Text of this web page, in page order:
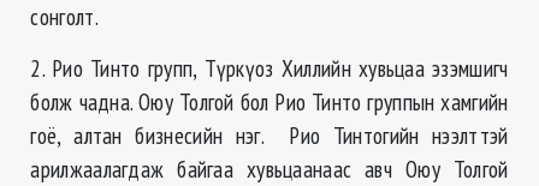
сонголт.
2. Рио Тинто групп, Түркүоз Хиллийн хувьцаа эзэмшигч
болж чадна. Оюу Толгой бол Рио Тинто группын хамгийн
гоё, алтан бизнесийн нэг. Рио Тинтогийн нээлттэй
арилжаалагдаж байгаа хувьцаанаас авч Оюу Толгой